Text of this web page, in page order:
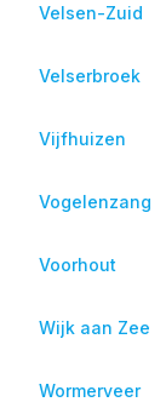
Velsen-Zuid
Velserbroek
Vijfhuizen
Vogelenzang
Voorhout
Wijk aan Zee
Wormerveer